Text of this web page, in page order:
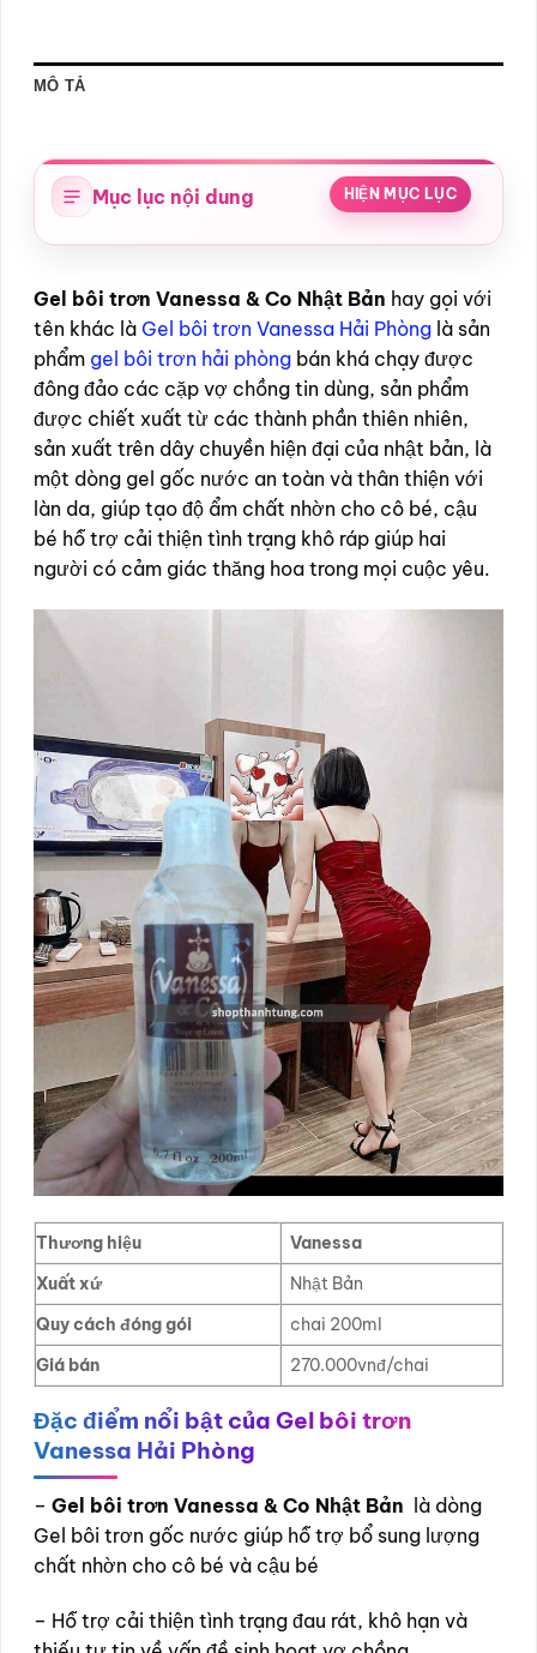
MÔ TẢ
Mục lục nội dung HIỆN MỤC LỤC
Gel bôi trơn Vanessa & Co Nhật Bản hay gọi với
tên khác là Gel bôi trơn Vanessa Hải Phòng là sản
phẩm gel bôi trơn hải phòng bán khá chạy được
đông đảo các cặp vợ chồng tin dùng, sản phẩm
được chiết xuất từ các thành phần thiên nhiên,
sản xuất trên dây chuyền hiện đại của nhật bản, là
một dòng gel gốc nước an toàn và thân thiện với
làn da, giúp tạo độ ẩm chất nhờn cho cô bé, cậu
bé hỗ trợ cải thiện tình trạng khô ráp giúp hai
người có cảm giác thăng hoa trong mọi cuộc yêu.
Thương hiệu
Vanessa
Xuất xứ
Nhật Bản
Quy cách đóng gói
chai 200ml
Giá bán
270.000vnđ/chai
Đặc điểm nổi bật của Gel bôi trơn
Vanessa Hải Phòng
– Gel bôi trơn Vanessa & Co Nhật Bản là dòng
Gel bôi trơn gốc nước giúp hỗ trợ bổ sung lượng
chất nhờn cho cô bé và cậu bé
– Hỗ trợ cải thiện tình trạng đau rát, khô hạn và